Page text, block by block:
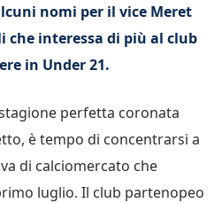
nomi per il vice Meret
che interessa di più al club
in Under 21.
perfetta coronata
è tempo di concentrarsi a
di calciomercato che
luglio. Il club partenopeo